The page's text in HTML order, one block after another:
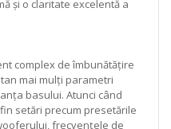
și o claritate excelentă a
complex de îmbunătățire
mai mulți parametri
basului. Atunci când
setări precum presetările
frecvențele de